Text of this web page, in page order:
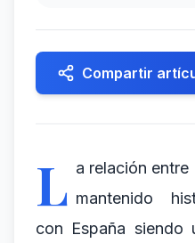
Compartir
L a relación entre
mantenido
con España siendo